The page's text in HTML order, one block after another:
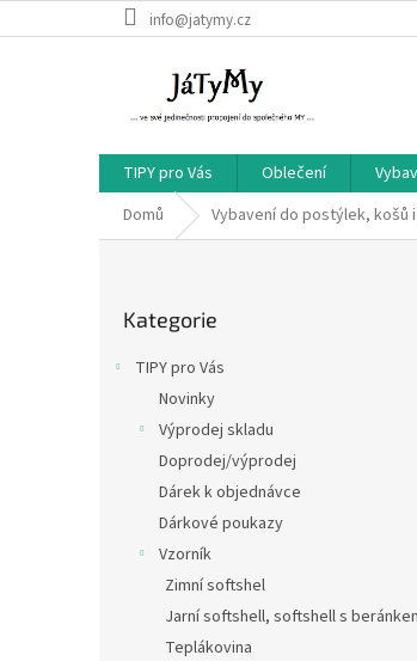
na
info@jatymy.cz
TIPY pro Vás Oblečení
Domů
Vybavení do postýlek, košů
kategorie
Kategorie
TIPY pro Vás
Novinky
Výprodej skladu
Doprodej/výprodej
Dárek k objednávce
Dárkové poukazy
Vzorník
Zimní softshel
Jarní softshell, softshell s
Teplákovina